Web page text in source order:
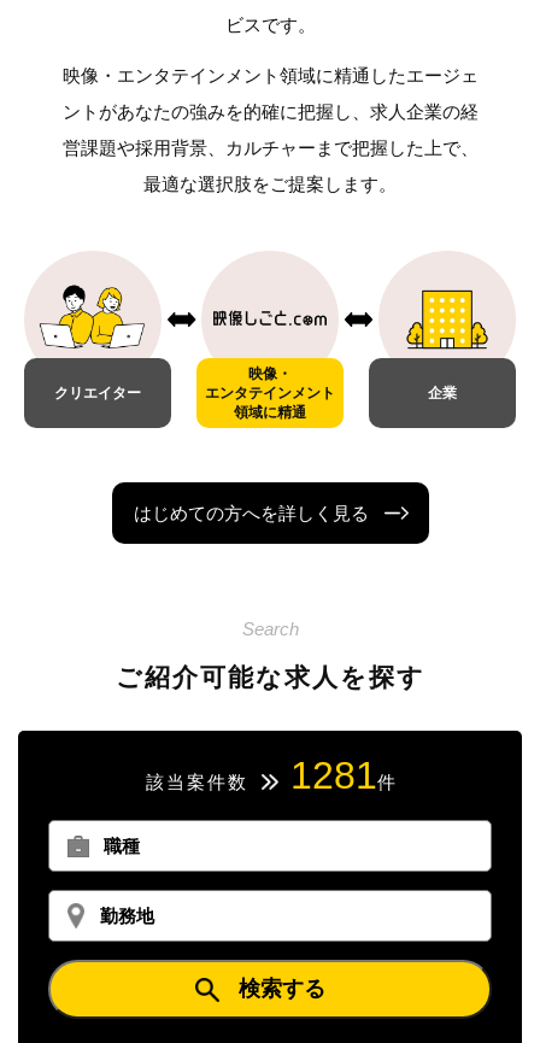
ビスです。
映像・エンタテインメント領域に精通したエージェ
ントがあなたの強みを的確に把握し、求人企業の経
営課題や採用背景、
カルチャーまで把握した上で、
最適な選択肢をご提案します。
クリエイター
映像・
エンタテインメント
領域に精通
企業
はじめての方へを詳しく見る
Search
ご紹介可能な求人を探す
該当案件数 1281件
検索する